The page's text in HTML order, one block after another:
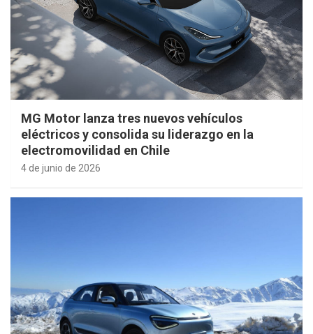
MG Motor lanza tres nuevos vehículos
eléctricos y consolida su liderazgo en la
electromovilidad en Chile
4 de junio de 2026